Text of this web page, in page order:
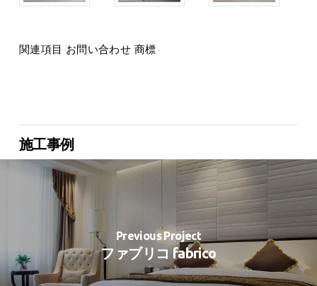
関連項目 お問い合わせ 商標
施工事例
Previous Project
ファブリコ fabrico